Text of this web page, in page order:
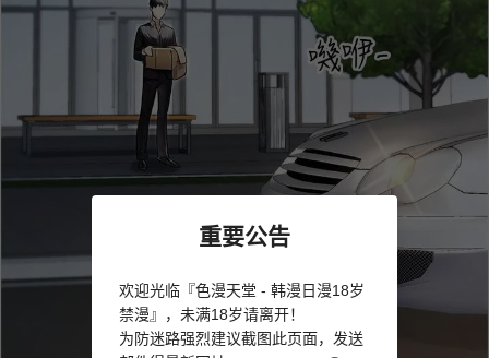
重要公告
欢迎光临『色漫天堂 - 韩漫日漫18岁
禁漫』，未满18岁请离开！
为防迷路强烈建议截图此页面，发送